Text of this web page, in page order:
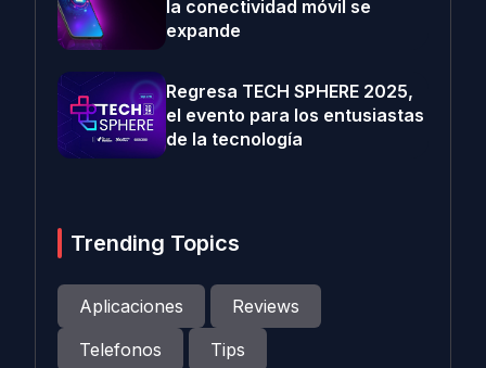
la conectividad móvil se
expande
Regresa TECH SPHERE 2025,
el evento para los entusiastas
de la tecnología
Trending Topics
Aplicaciones
Reviews
Telefonos
Tips